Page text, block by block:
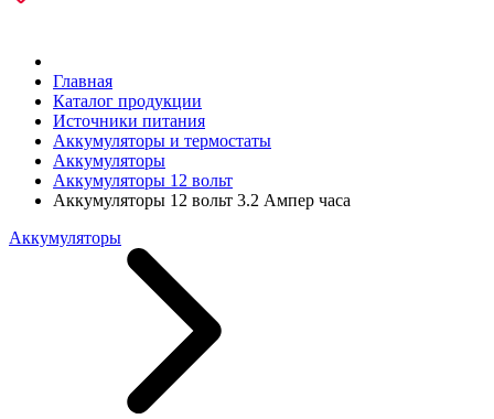
Главная
Каталог продукции
Источники питания
Аккумуляторы и термостаты
Аккумуляторы
Аккумуляторы 12 вольт
Аккумуляторы 12 вольт 3.2 Ампер часа
Аккумуляторы